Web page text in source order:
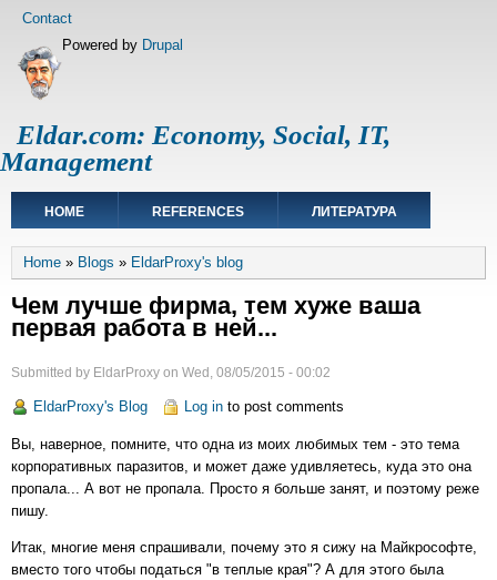
Skip
main
content
Footer
Contact
Eldar.com: Economy, Social, IT,
Management
Powered by Drupal
Main
navigation
HOME REFERENCES ЛИТЕРАТУРА
Breadcrumb
Home Blogs EldarProxy's blog
Чем лучше фирма, тем хуже ваша
первая работа в ней...
Submitted by EldarProxy on Wed, 08/05/2015 - 00:02
EldarProxy's Blog Log in to post comments
Вы, наверное, помните, что одна из моих любимых тем - это тема
корпоративных паразитов, и может даже удивляетесь, куда это она
пропала... А вот не пропала. Просто я больше занят, и поэтому реже
пишу.
Итак, многие меня спрашивали, почему это я сижу на Майкрософте,
вместо того чтобы податься "в теплые края"? А для этого была